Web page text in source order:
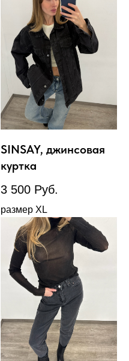
SINSAY, джинсовая
куртка
3 500 Руб.
размер XL